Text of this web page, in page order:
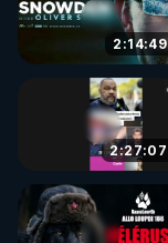
2:14:49
2:27:07